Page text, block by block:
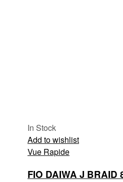
In Stock
Add to wishlist
Vue Rapide
FIO DAIWA J BRAID